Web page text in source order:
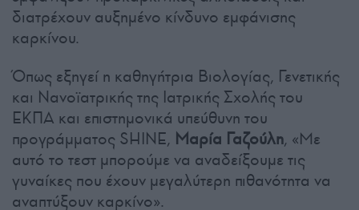
διατρέχουν αυξημένο κίνδυνο εμφάνισης
καρκίνου.
Όπως εξηγεί η καθηγήτρια Βιολογίας, Γενετικής
και Νανοϊατρικής της Ιατρικής Σχολής του
ΕΚΠΑ και επιστημονικά υπεύθυνη του
προγράμματος SHINE, Μαρία Γαζούλη, «Με
αυτό το τεστ μπορούμε να αναδείξουμε τις
γυναίκες που έχουν μεγαλύτερη πιθανότητα να
αναπτύξουν καρκίνο».